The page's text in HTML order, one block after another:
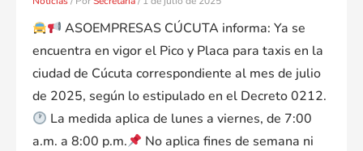
ASOEMPRESAS CÚCUTA informa: Ya se
encuentra en vigor el Pico y Placa para taxis en la
ciudad de Cúcuta correspondiente al mes de julio
de 2025, según lo estipulado en el Decreto 0212.
La medida aplica de lunes a viernes, de 7:00
a.m. a 8:00 p.m.
No aplica fines de semana ni